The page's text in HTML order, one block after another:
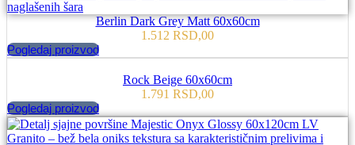
Berlin Dark Grey Matt 60x60cm
1.512 RSD,00
Pogledaj proizvod
Rock Beige 60x60cm
1.791 RSD,00
Pogledaj proizvod